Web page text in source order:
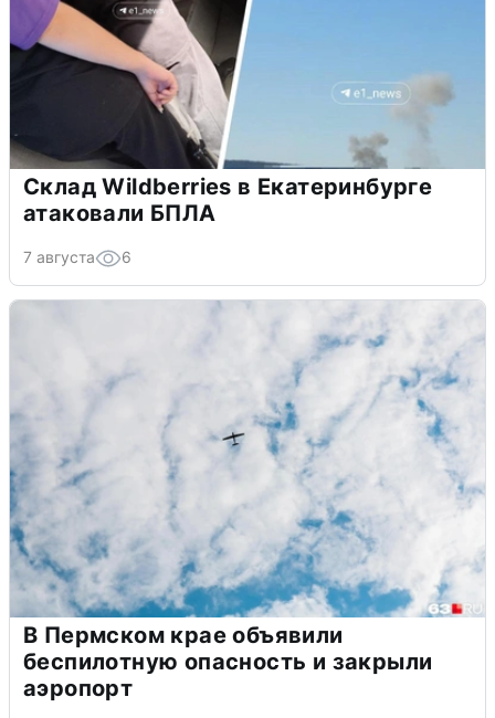
Склад Wildberries в Екатеринбурге
атаковали БПЛА
7 августа 6
В Пермском крае объявили
беспилотную опасность и закрыли
аэропорт